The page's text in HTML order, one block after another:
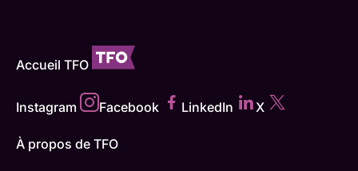
Accueil TFO
Instagram Facebook LinkedIn X
À propos de TFO